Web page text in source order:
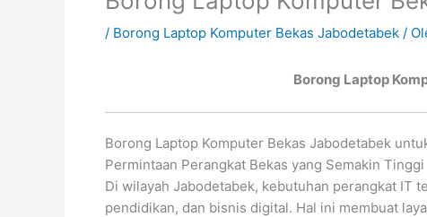
/ Borong Laptop Komputer Bekas Jabodetabek /
Borong Laptop
Borong Laptop Komputer Bekas Jabodetabek
Permintaan Perangkat Bekas yang Semakin Tinggi
Di wilayah Jabodetabek, kebutuhan perangkat IT
pendidikan, dan bisnis digital. Hal ini membuat